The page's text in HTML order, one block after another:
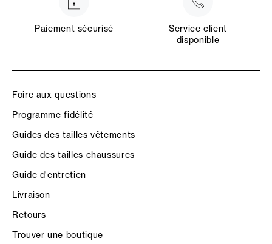
Paiement sécurisé
Service client
disponible
Foire aux questions
Programme fidélité
Guides des tailles vêtements
Guide des tailles chaussures
Guide d'entretien
Livraison
Retours
Trouver une boutique